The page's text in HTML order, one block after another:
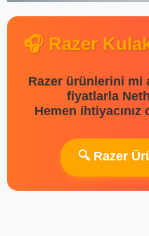
🎧 Razer
Razer ürünlerini mi
fiyatlarla
Hemen
🔍 Razer